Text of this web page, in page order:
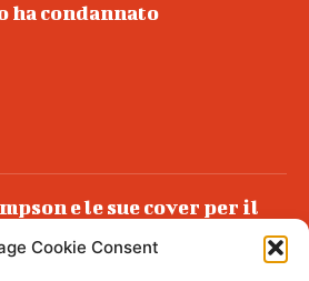
Cookie Consent
ha condannato
e le sue cover per il